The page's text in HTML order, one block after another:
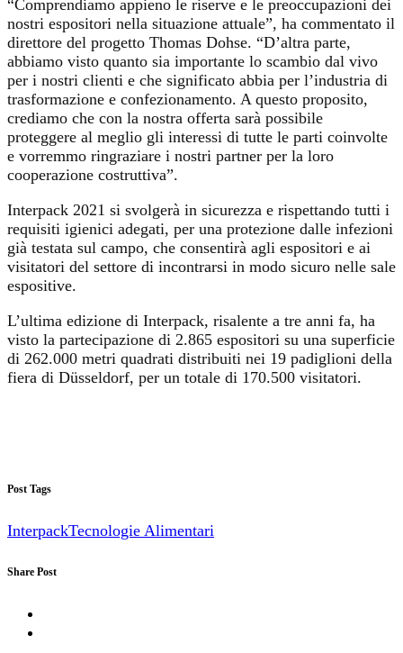
“Comprendiamo appieno le riserve e le preoccupazioni dei
nostri espositori nella situazione attuale”, ha commentato il
direttore del progetto Thomas Dohse. “D’altra parte,
abbiamo visto quanto sia importante lo scambio dal vivo
per i nostri clienti e che significato abbia per l’industria di
trasformazione e confezionamento. A questo proposito,
crediamo che con la nostra offerta sarà possibile
proteggere al meglio gli interessi di tutte le parti coinvolte
e vorremmo ringraziare i nostri partner per la loro
cooperazione costruttiva”.
Interpack 2021 si svolgerà in sicurezza e rispettando tutti i
requisiti igienici adegati, per una protezione dalle infezioni
già testata sul campo, che consentirà agli espositori e ai
visitatori del settore di incontrarsi in modo sicuro nelle sale
espositive.
L’ultima edizione di Interpack, risalente a tre anni fa, ha
visto la partecipazione di 2.865 espositori su una superficie
di 262.000 metri quadrati distribuiti nei 19 padiglioni della
fiera di Düsseldorf, per un totale di 170.500 visitatori.
Post Tags
InterpackTecnologie Alimentari
Share Post